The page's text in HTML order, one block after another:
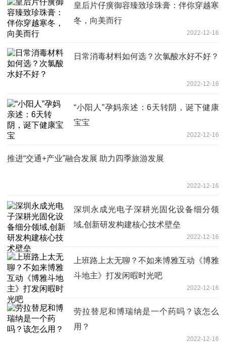
皇后片仔癀御容臻致珍珠膏：伴你穿越寒
冬，向美而行
2022-12-16
日常消毒材料如何选？次氯酸水好不好？
2022-12-16
“小阳人”孕妈亲述：6天转阴，诞下健康
宝宝
2022-12-16
推进“交通+产业”融合发展 助力四季旅游发展
2022-12-16
深圳永成光电子深耕光固化设备细分领
域,创新研发构建核心技术壁垒
2022-12-16
上班路上太无聊？不如来博雅互动《博雅
斗地主》打发闲暇时光吧
2022-12-16
劳拉替尼和博瑞纳是一个药吗？该怎么
用？
2022-12-16